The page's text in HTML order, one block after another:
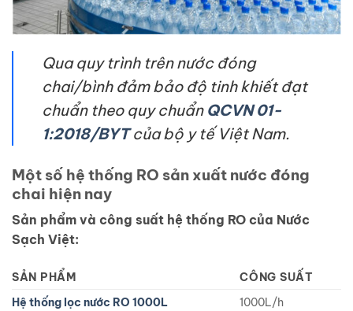
Qua quy trình trên nước đóng
chai/bình đảm bảo độ tinh khiết đạt
chuẩn theo quy chuẩn QCVN 01-
1:2018/BYTcủa bộ y tế Việt Nam.
Một số hệ thống RO sản xuất nước đóng
chai hiện nay
Sản phẩm và công suất hệ thống RO của Nước
Sạch Việt:
SẢN PHẨM
CÔNG SUẤT
Hệ thống lọc nước RO 1000L
1000L/h